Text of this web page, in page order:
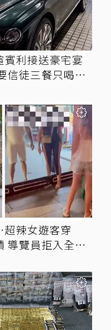
利接送豪宅宴
信徒三餐只喝精
辣女遊客穿
導覽員拒入全網